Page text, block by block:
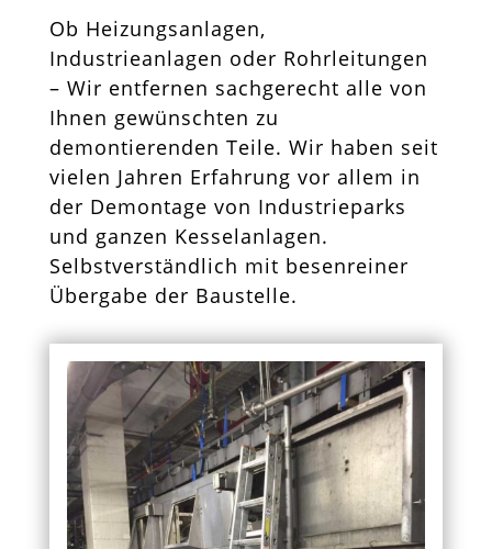
Ob Heizungsanlagen,
Industrieanlagen oder Rohrleitungen
– Wir entfernen sachgerecht alle von
Ihnen gewünschten zu
demontierenden Teile. Wir haben seit
vielen Jahren Erfahrung vor allem in
der Demontage von Industrieparks
und ganzen Kesselanlagen.
Selbstverständlich mit besenreiner
Übergabe der Baustelle.